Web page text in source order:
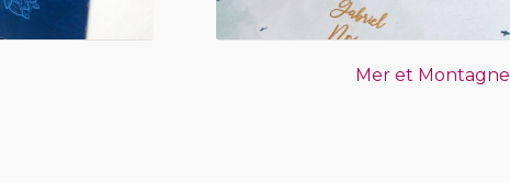
Mer et Montagne